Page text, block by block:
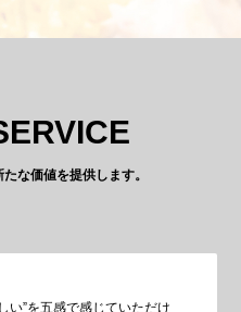
な価値を提供します。
い”を五感で感じていただけ